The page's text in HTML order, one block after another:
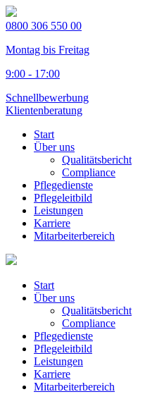
0800 306 550 00
Montag bis Freitag
9:00 - 17:00
Schnellbewerbung
Klientenberatung
Start
Über uns
Qualitätsbericht
Compliance
Pflegedienste
Pflegeleitbild
Leistungen
Karriere
Mitarbeiterbereich
Start
Über uns
Qualitätsbericht
Compliance
Pflegedienste
Pflegeleitbild
Leistungen
Karriere
Mitarbeiterbereich